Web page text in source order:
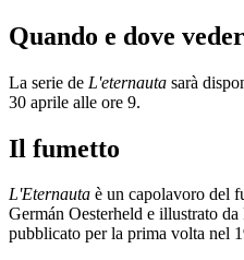
Quando e dove
La serie de L'eternauta sarà
30 aprile alle ore 9.
Il fumetto
L'Eternauta è un capolavoro del
Germán Oesterheld e illustrato
pubblicato per la prima volta nel